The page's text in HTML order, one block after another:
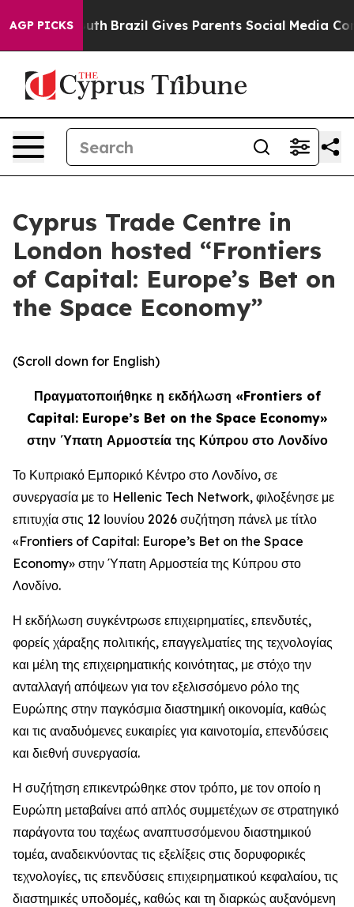
AGP PICKS
to Youth Brazil Gives Parents Social Media
Cyprus Trade Centre in
London hosted “Frontiers
of Capital: Europe’s Bet on
the Space Economy”
(Scroll down for English)
Πραγματοποιήθηκε η εκδήλωση «Frontiers of
Capital: Europe’s Bet on the Space Economy»
στην Ύπατη Αρμοστεία της Κύπρου στο Λονδίνο
Το Κυπριακό Εμπορικό Κέντρο στο Λονδίνο, σε
συνεργασία με το Hellenic Tech Network, φιλοξένησε με
επιτυχία στις 12 Ιουνίου 2026 συζήτηση πάνελ με τίτλο
«Frontiers of Capital: Europe’s Bet on the Space
Economy» στην Ύπατη Αρμοστεία της Κύπρου στο
Λονδίνο.
Η εκδήλωση συγκέντρωσε επιχειρηματίες, επενδυτές,
φορείς χάραξης πολιτικής, επαγγελματίες της τεχνολογίας
και μέλη της επιχειρηματικής κοινότητας, με στόχο την
ανταλλαγή απόψεων για τον εξελισσόμενο ρόλο της
Ευρώπης στην παγκόσμια διαστημική οικονομία, καθώς
και τις αναδυόμενες ευκαιρίες για καινοτομία, επενδύσεις
και διεθνή συνεργασία.
Η συζήτηση επικεντρώθηκε στον τρόπο, με τον οποίο η
Ευρώπη μεταβαίνει από απλός συμμετέχων σε στρατηγικό
παράγοντα του ταχέως αναπτυσσόμενου διαστημικού
τομέα, αναδεικνύοντας τις εξελίξεις στις δορυφορικές
τεχνολογίες, τις επενδύσεις επιχειρηματικού κεφαλαίου, τις
διαστημικές υποδομές, καθώς και τη διαρκώς αυξανόμενη